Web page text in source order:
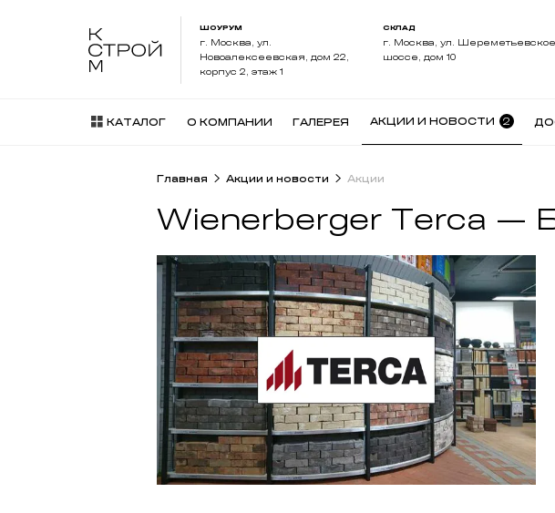
ШОУРУМ
г. Москва, ул.
Новоалексеевская, дом 22,
корпус 2, этаж 1
СКЛАД
г. Москва, ул. Шереметьевское
шоссе, дом 10
КАТАЛОГ О КОМПАНИИ ГАЛЕРЕЯ АКЦИИ И НОВОСТИ 2
Главная Акции и новости Акции
Wienerberger Terca —